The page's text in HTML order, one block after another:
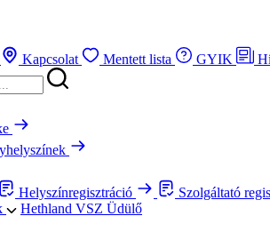
Kapcsolat Mentett lista GYIK
Helyszínregisztráció Szolgáltató
Hethland VSZ Üdülő